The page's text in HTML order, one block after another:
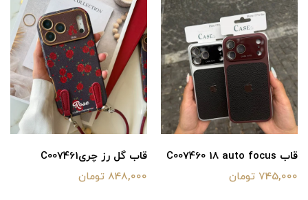
قاب C007460 18 auto focus
745,000 تومان
قاب گل رز چریC007461
848,000 تومان